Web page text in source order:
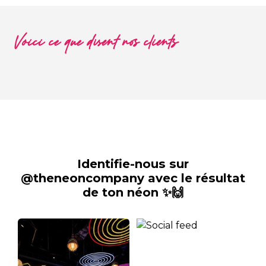
Voici ce que disent nos clients
Identifie-nous sur
@theneoncompany avec le résultat
de ton néon ✨🙌